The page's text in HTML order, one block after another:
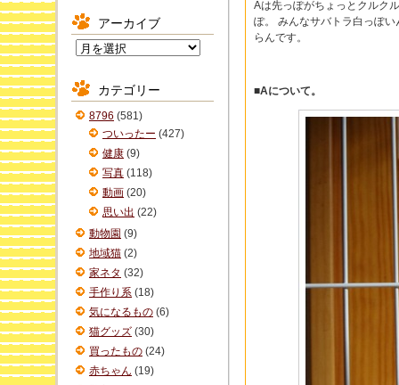
Aは先っぽがちょっとクルク
ぽ。 みんなサバトラ白っぽ
らんです。
■Aについて。
アーカイブ
イ
ブ
カテゴリー
8796 (581)
ついったー (427)
健康 (9)
写真 (118)
動画 (20)
思い出 (22)
動物園 (9)
地域猫 (2)
家ネタ (32)
手作り系 (18)
気になるもの (6)
猫グッズ (30)
買ったもの (24)
赤ちゃん (19)